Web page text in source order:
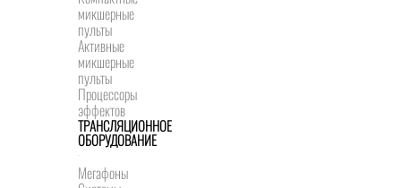
микшерные
пульты
Активные
микшерные
пульты
Процессоры
эффектов
ТРАНСЛЯЦИОННОЕ
ОБОРУДОВАНИЕ
Мегафоны